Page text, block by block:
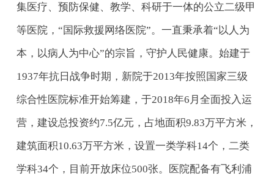
集医疗、预防保健、教学、科研于一体的公立二级甲
等医院，“国际救援网络医院”。一直秉承着“以人为
本，以病人为中心”的宗旨，守护人民健康。始建于
1937年抗日战争时期，新院于2013年按照国家三级
综合性医院标准开始筹建，于2018年6月全面投入运
营，建设总投资约7.5亿元，占地面积9.83万平方米，
建筑面积10.63万平方米，设置一类学科14个，二类
学科34个，目前开放床位500张。医院配备有飞利浦